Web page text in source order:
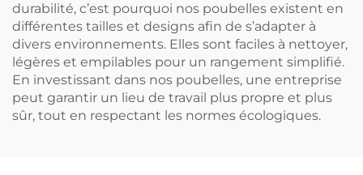
durabilité, c’est pourquoi nos poubelles existent en
différentes tailles et designs afin de s’adapter à
divers environnements. Elles sont faciles à nettoyer,
légères et empilables pour un rangement simplifié.
En investissant dans nos poubelles, une entreprise
peut garantir un lieu de travail plus propre et plus
sûr, tout en respectant les normes écologiques.